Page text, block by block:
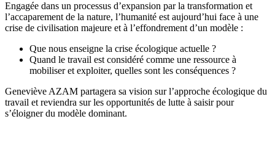
Engagée dans un processus d’expansion par la transformation et
l’accaparement de la nature, l’humanité est aujourd’hui face à une
crise de civilisation majeure et à l’effondrement d’un modèle :
Que nous enseigne la crise écologique actuelle ?
Quand le travail est considéré comme une ressource à
mobiliser et exploiter, quelles sont les conséquences ?
Geneviève AZAM partagera sa vision sur l’approche écologique du
travail et reviendra sur les opportunités de lutte à saisir pour
s’éloigner du modèle dominant.